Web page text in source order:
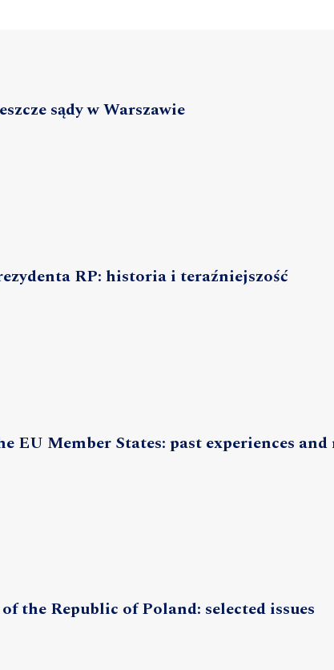
sądy w Warszawie
RP: historia i teraźniejszość
EU Member States: past experiences
the Republic of Poland: selected issues